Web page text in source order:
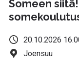
Someen
20.10.2026
Joensuu